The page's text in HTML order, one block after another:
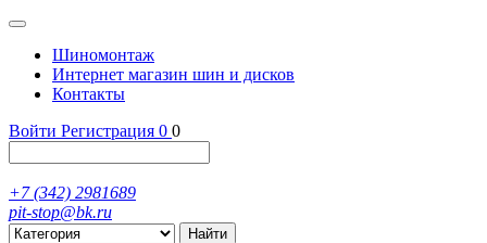
Шиномонтаж
Интернет магазин шин и дисков
Контакты
Войти Регистрация 0 0
+7 (342) 2981689
pit-stop@bk.ru
Найти